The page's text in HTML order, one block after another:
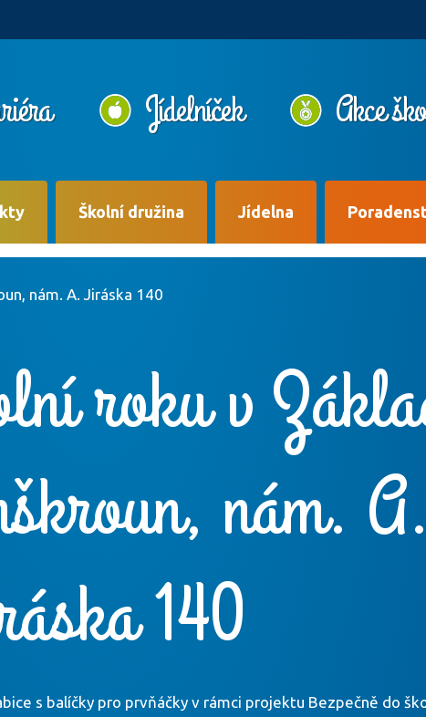
Jídelníček Akce
Školní družina Jídelna
nám. A. Jiráska 140
roku v
nám. A.
140
s balíčky pro prvňáčky v rámci projektu Bezpečně do